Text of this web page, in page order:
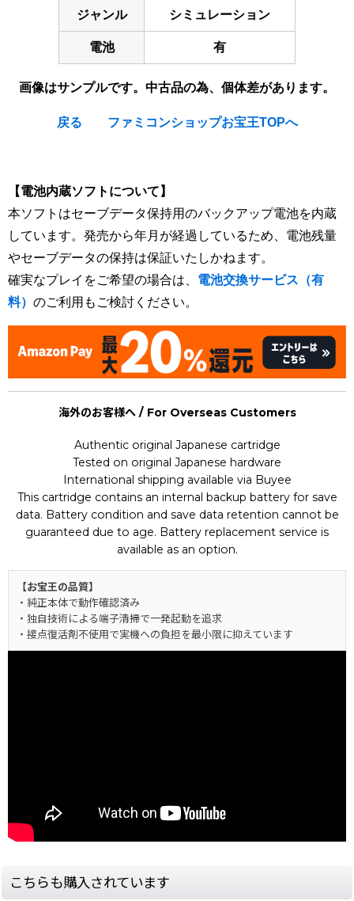
ジャンル シミュレーション
電池 有
画像はサンプルです。中古品の為、個体差があります。
戻る ファミコンショップお宝王TOPへ
【電池内蔵ソフトについて】
本ソフトはセーブデータ保持用のバックアップ電池を内蔵
しています。発売から年月が経過しているため、電池残量
やセーブデータの保持は保証いたしかねます。
確実なプレイをご希望の場合は、 電池交換サービス（有
料） のご利用もご検討ください。
海外のお客様へ / For Overseas Customers
Authentic original Japanese cartridge
Tested on original Japanese hardware
International shipping available via Buyee
This cartridge contains an internal backup battery for save
data. Battery condition and save data retention cannot be
guaranteed due to age. Battery replacement service is
available as an option.
【お宝王の品質】
・純正本体で動作確認済み
・独自技術による端子清掃で一発起動を追求
・接点復活剤不使用で実機への負担を最小限に抑えています
こちらも購入されています